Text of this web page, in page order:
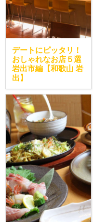
デートにピッタリ！
おしゃれなお店５選
岩出市編【和歌山 岩
出】